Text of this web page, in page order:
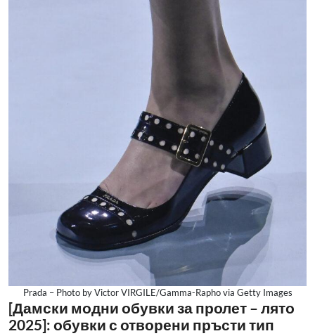
Prada – Photo by Victor VIRGILE/Gamma-Rapho via Getty Images
[Дамски модни обувки за пролет – лято
2025]: обувки с отворени пръсти тип